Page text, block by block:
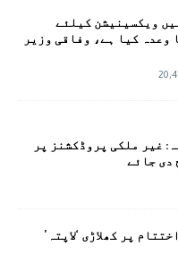
ویکسینیشن کیلئے
کا وعدہ کیا ہے، وفاقی وزیر
غیر ملکی پروڈکشنز پر
دی جائے
پر کھلاڑی ‘لاپتہ’